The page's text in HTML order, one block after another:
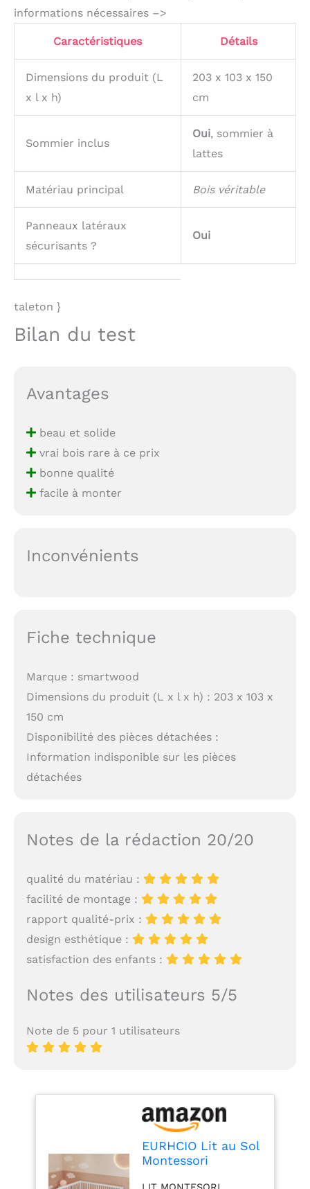
informations nécessaires –>
Caractéristiques Détails
Dimensions du produit (L
x l x h)
203 x 103 x 150
cm
Sommier inclus
Oui, sommier à
lattes
Matériau principal Bois véritable
Panneaux latéraux
sécurisants ?
Oui
taleton }
Bilan du test
Avantages
beau et solide
vrai bois rare à ce prix
bonne qualité
facile à monter
Inconvénients
Fiche technique
Marque : smartwood
Dimensions du produit (L x l x h) : 203 x 103 x
150 cm
Disponibilité des pièces détachées :
Information indisponible sur les pièces
détachées
Notes de la rédaction 20/20
qualité du matériau :
facilité de montage :
rapport qualité-prix :
design esthétique :
satisfaction des enfants :
Notes des utilisateurs 5/5
Note de 5 pour 1 utilisateurs
EURHCIO Lit au Sol
Montessori
LIT MONTESORI